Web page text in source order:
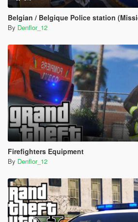
Belgian / Belgique Police station
By Denflor_12
Firefighters Equipment
By Denflor_12